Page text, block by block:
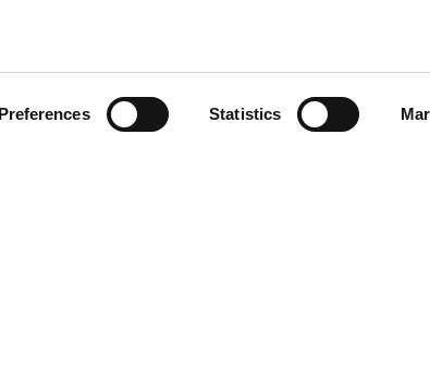
Statistics
Über Uns
Scheer Group